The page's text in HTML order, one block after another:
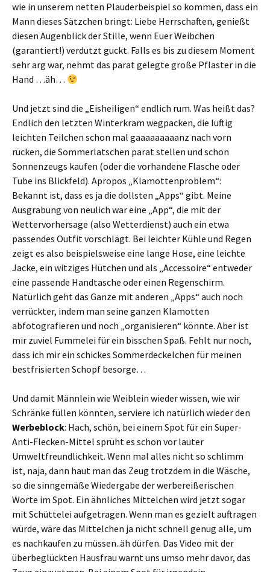
wie in unserem netten Plauderbeispiel so kommen, dass ein
Mann dieses Sätzchen bringt: Liebe Herrschaften, genießt
diesen Augenblick der Stille, wenn Euer Weibchen
(garantiert!) verdutzt guckt. Falls es bis zu diesem Moment
sehr arg war, nehmt das parat gelegte große Pflaster in die
Hand …äh…
Und jetzt sind die „Eisheiligen“ endlich rum. Was heißt das?
Endlich den letzten Winterkram wegpacken, die luftig
leichten Teilchen schon mal gaaaaaaaaanz nach vorn
rücken, die Sommerlatschen parat stellen und schon
Sonnenzeugs kaufen (oder die vorhandene Flasche oder
Tube ins Blickfeld). Apropos „Klamottenproblem“:
Bekannt ist, dass es ja die dollsten „Apps“ gibt. Meine
Ausgrabung von neulich war eine „App“, die mit der
Wettervorhersage (also Wetterdienst) auch ein etwa
passendes Outfit vorschlägt. Bei leichter Kühle und Regen
zeigt es also beispielsweise eine lange Hose, eine leichte
Jacke, ein witziges Hütchen und als „Accessoire“ entweder
eine passende Handtasche oder einen Regenschirm.
Natürlich geht das Ganze mit anderen „Apps“ auch noch
verrückter, indem man seine ganzen Klamotten
abfotografieren und noch „organisieren“ könnte. Aber ist
mir zuviel Fummelei für ein bisschen Spaß. Fehlt nur noch,
dass ich mir ein schickes Sommerdeckelchen für meinen
bestfrisierten Schopf besorge…
Und damit Männlein wie Weiblein wieder wissen, wie wir
Schränke füllen könnten, serviere ich natürlich wieder den
Werbeblock: Hach, schön, bei einem Spot für ein Super-
Anti-Flecken-Mittel sprüht es schon vor lauter
Umweltfreundlichkeit. Wenn mal alles nicht so schlimm
ist, naja, dann haut man das Zeug trotzdem in die Wäsche,
so die sinngemäße Wiedergabe der werbereißerischen
Worte im Spot. Ein ähnliches Mittelchen wird jetzt sogar
mit Schüttelei aufgetragen. Wenn man es gezielt auftragen
würde, wäre das Mittelchen ja nicht schnell genug alle, um
es nachkaufen zu müssen..äh dürfen. Das Video mit der
überbeglückten Hausfrau warnt uns umso mehr davor, das